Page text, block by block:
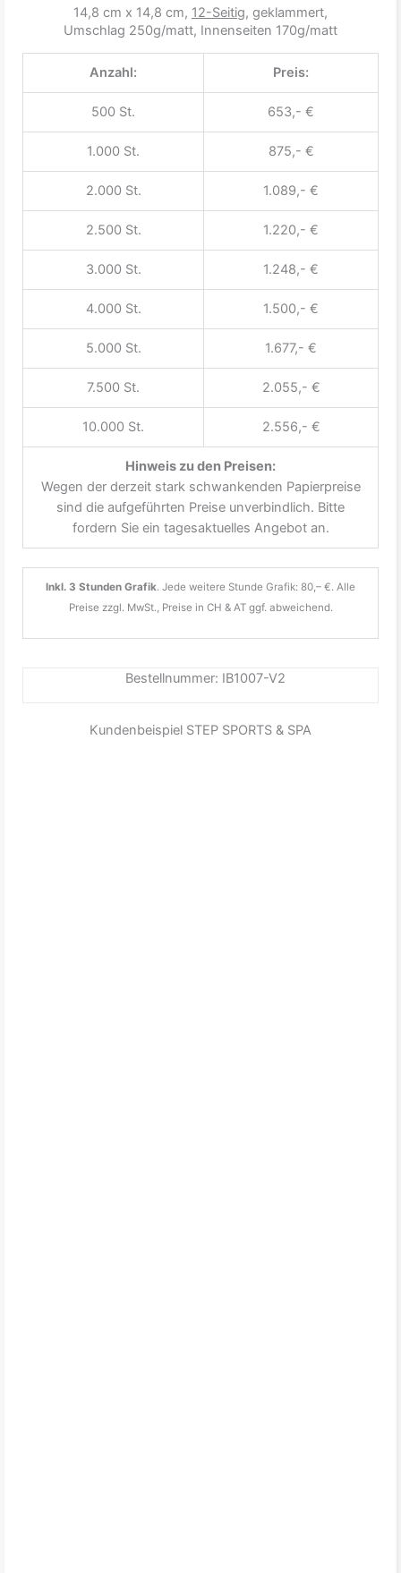
14,8 cm x 14,8 cm, 12-Seitig, geklammert,
Umschlag 250g/matt, Innenseiten 170g/matt
Anzahl: Preis:
500 St. 653,- €
1.000 St. 875,- €
2.000 St. 1.089,- €
2.500 St. 1.220,- €
3.000 St. 1.248,- €
4.000 St. 1.500,- €
5.000 St. 1.677,- €
7.500 St. 2.055,- €
10.000 St. 2.556,- €
Hinweis zu den Preisen:
Wegen der derzeit stark schwankenden Papierpreise
sind die aufgeführten Preise unverbindlich. Bitte
fordern Sie ein tagesaktuelles Angebot an.
Inkl. 3 Stunden Grafik. Jede weitere Stunde Grafik: 80,– €. Alle
Preise zzgl. MwSt., Preise in CH & AT ggf. abweichend.
Bestellnummer: IB1007-V2
Kundenbeispiel STEP SPORTS & SPA